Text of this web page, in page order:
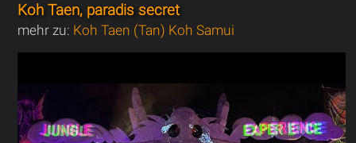
Koh Taen, paradis secret
mehr zu: Koh Taen (Tan) Koh Samui